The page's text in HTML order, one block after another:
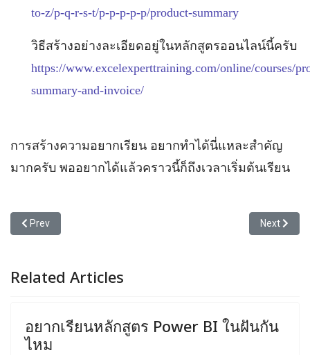
to-z/p-q-r-s-t/p-p-p-p-p/product-summary
วิธีสร้างอย่างละเอียดอยู่ในหลักสูตรออนไลน์นี้ครับ
https://www.excelexperttraining.com/online/courses/
summary-and-invoice/
การสร้างความอยากเรียน อยากทำได้นี่แหละสำคัญ
มากครับ พออยากได้แล้วคราวนี้ก็ถึงเวลาเริ่มต้นเรียน
Previous article: คุณชอบห้องเรียน Excel แบบไหนครับ
Prev Next
Next
Related Articles
อยากเรียนหลักสูตร Power BI ในฝันกัน
ไหม